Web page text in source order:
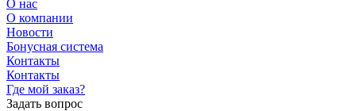
О нас
О компании
Новости
Бонусная система
Контакты
Контакты
Где мой заказ?
Задать вопрос